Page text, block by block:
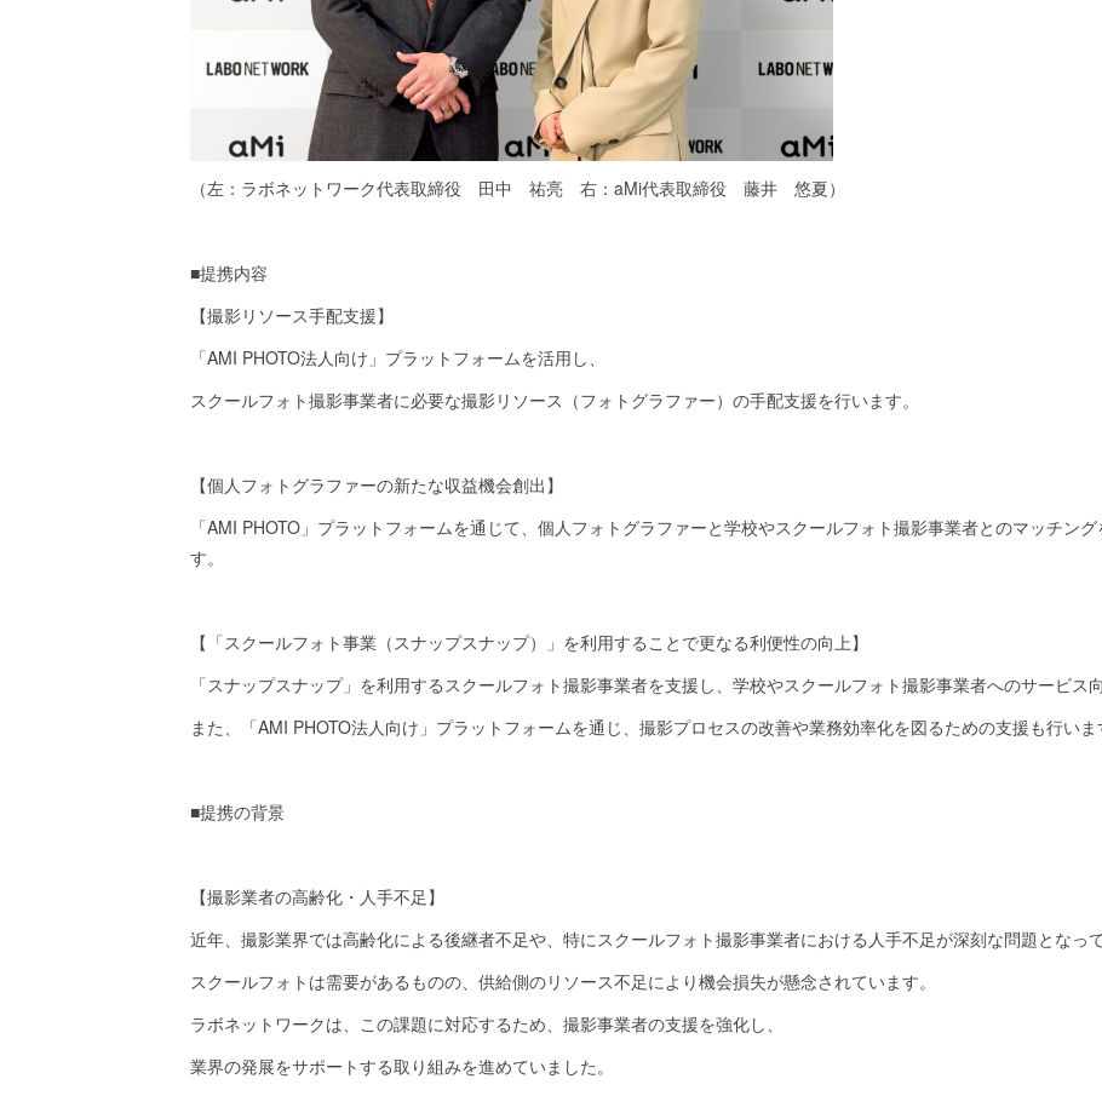
（左：ラボネットワーク代表取締役 田中 祐亮 右：aMi代表取締役 藤井 悠夏）
■提携内容
【撮影リソース手配支援】
「AMI PHOTO法人向け」プラットフォームを活用し、
スクールフォト撮影事業者に必要な撮影リソース（フォトグラファー）の手配支援を行います。
【個人フォトグラファーの新たな収益機会創出】
「AMI PHOTO」プラットフォームを通じて、個人フォトグラファーと学校やスクールフォト撮影事業者とのマッチン
す。
【「スクールフォト事業（スナップスナップ）」を利用することで更なる利便性の向上】
「スナップスナップ」を利用するスクールフォト撮影事業者を支援し、学校やスクールフォト撮影事業者へのサービス
また、「AMI PHOTO法人向け」プラットフォームを通じ、撮影プロセスの改善や業務効率化を図るための支援も行いま
■提携の背景
【撮影業者の高齢化・人手不足】
近年、撮影業界では高齢化による後継者不足や、特にスクールフォト撮影事業者における人手不足が深刻な問題となって
スクールフォトは需要があるものの、供給側のリソース不足により機会損失が懸念されています。
ラボネットワークは、この課題に対応するため、撮影事業者の支援を強化し、
業界の発展をサポートする取り組みを進めていました。